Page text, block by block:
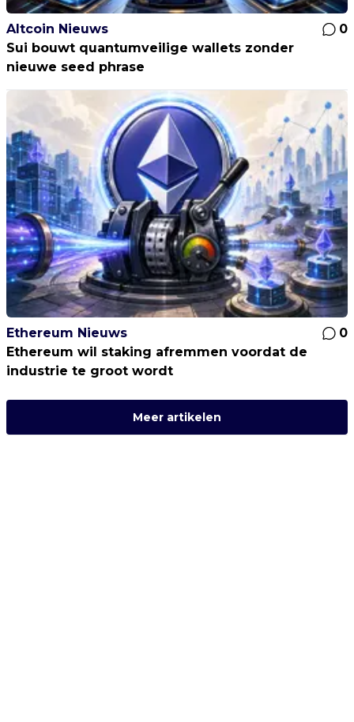
Altcoin Nieuws
0
Sui bouwt quantumveilige wallets zonder
nieuwe seed phrase
Ethereum Nieuws
0
Ethereum wil staking afremmen voordat de
industrie te groot wordt
Meer artikelen